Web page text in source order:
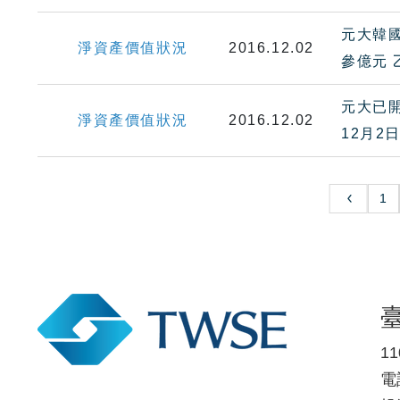
淨資產價值狀況 2016.12.02
元大韓
參億元
淨資產價值狀況 2016.12.02
元大已
12月2
1